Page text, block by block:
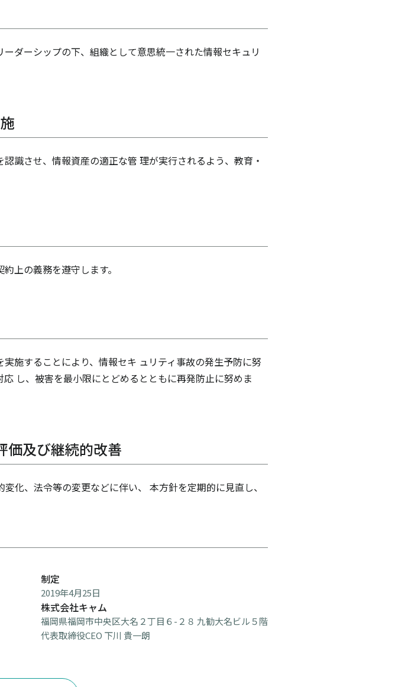
ダーシップの下、組織として意思統一された情報セキュリ
識させ、情報資産の適正な管 理が実行されるよう、教育・
上の義務を遵守します。
施することにより、情報セキ ュリティ事故の発生予防に努
し、被害を最小限にとどめるとともに再発防止に努めま
価及び継続的改善
化、法令等の変更などに伴い、 本方針を定期的に見直し、
制定
2019年4月25日
株式会社キャム
福岡県福岡市中央区大名２丁目６-２８ 九勧大名ビル５階
代表取締役CEO 下川 貴一朗